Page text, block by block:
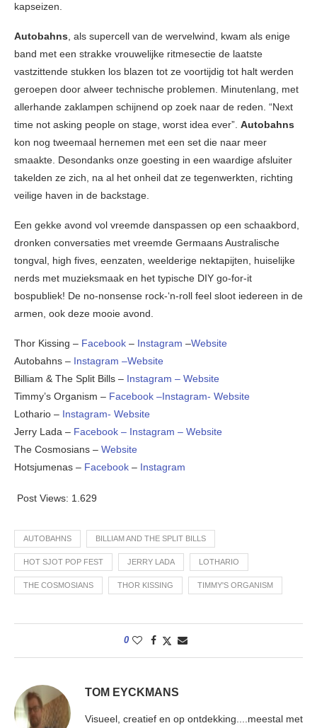
kapseizen.
Autobahns, als supercell van de wervelwind, kwam als enige
band met een strakke vrouwelijke ritmesectie de laatste
vastzittende stukken los blazen tot ze voortijdig tot halt werden
geroepen door alweer technische problemen. Minutenlang, met
allerhande zaklampen schijnend op zoek naar de reden. “Next
time not asking people on stage, worst idea ever”. Autobahns
kon nog tweemaal hernemen met een set die naar meer
smaakte. Desondanks onze goesting in een waardige afsluiter
takelden ze zich, na al het onheil dat ze tegenwerkten, richting
veilige haven in de backstage.
Een gekke avond vol vreemde danspassen op een schaakbord,
dronken conversaties met vreemde Germaans Australische
tongval, high fives, eenzaten, weelderige nektapijten, huiselijke
nerds met muzieksmaak en het typische DIY go-for-it
bospubliek! De no-nonsense rock-‘n-roll feel sloot iedereen in de
armen, ook deze mooie avond.
Thor Kissing – Facebook – Instagram –Website
Autobahns – Instagram –Website
Billiam & The Split Bills – Instagram – Website
Timmy’s Organism – Facebook –Instagram- Website
Lothario – Instagram- Website
Jerry Lada – Facebook – Instagram – Website
The Cosmosians – Website
Hotsjumenas – Facebook – Instagram
Post Views: 1.629
AUTOBAHNS BILLIAM AND THE SPLIT BILLS
HOT SJOT POP FEST JERRY LADA LOTHARIO
THE COSMOSIANS THOR KISSING TIMMY'S ORGANISM
0
TOM EYCKMANS
Visueel, creatief en op ontdekking....meestal met